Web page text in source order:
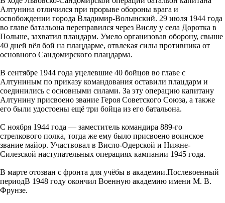
Алтунина отличился при прорыве обороны врага и
освобождении города Владимир-Волынский. 29 июля 1944 года
во главе батальона переправился через Вислу у села Доротка в
Польше, захватил плацдарм. Умело организовав оборону, свыше
40 дней вёл бой на плацдарме, отвлекая силы противника от
основного Сандомирского плацдарма.
В сентябре 1944 года уцелевшие 40 бойцов во главе с
Алтуниным по приказу командования оставили плацдарм и
соединились с основными силами. За эту операцию капитану
Алтунину присвоено звание Героя Советского Союза, а также
его были удостоены ещё три бойца из его батальона.
С ноября 1944 года — заместитель командира 889-го
стрелкового полка, тогда же ему было присвоено воинское
звание майор. Участвовал в Висло-Одерской и Нижне-
Силезской наступательных операциях кампании 1945 года.
В марте отозван с фронта для учёбы в академии.Послевоенный
периодВ 1948 году окончил Военную академию имени М. В.
Фрунзе.